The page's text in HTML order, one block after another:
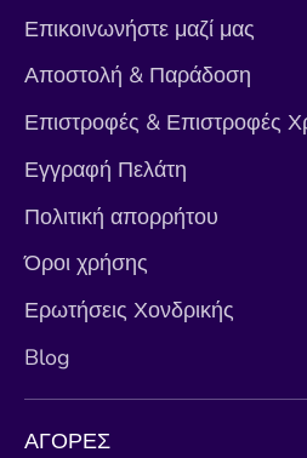
Επικοινωνήστε μαζί μας
Αποστολή & Παράδοση
Επιστροφές & Επιστροφές
Εγγραφή Πελάτη
Πολιτική απορρήτου
Όροι χρήσης
Ερωτήσεις Χονδρικής
Blog
ΑΓΟΡΕΣ